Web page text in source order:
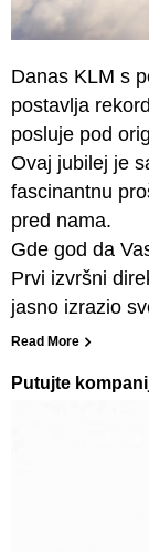
Danas KLM s
postavlja
posluje pod
Ovaj jubilej je
fascinantnu
pred nama.
Gde god da
Prvi izvršni
jasno izrazio
Read More
Putujte